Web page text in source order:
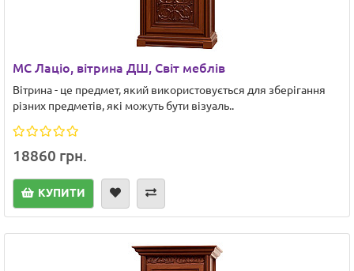
МС Лаціо, вітрина ДШ, Світ меблів
Вітрина - це предмет, який використовується для зберігання
різних предметів, які можуть бути візуаль..
18860 грн.
КУПИТИ